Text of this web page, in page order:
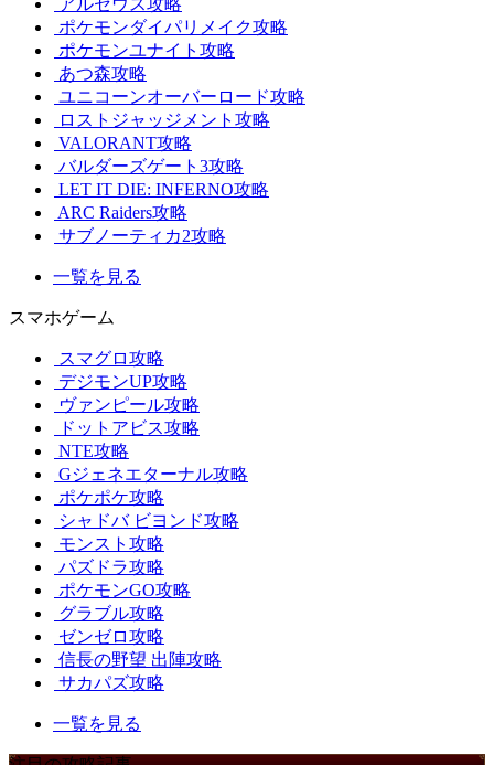
アルセウス攻略
ポケモンダイパリメイク攻略
ポケモンユナイト攻略
あつ森攻略
ユニコーンオーバーロード攻略
ロストジャッジメント攻略
VALORANT攻略
バルダーズゲート3攻略
LET IT DIE: INFERNO攻略
ARC Raiders攻略
サブノーティカ2攻略
一覧を見る
スマホゲーム
スマグロ攻略
デジモンUP攻略
ヴァンピール攻略
ドットアビス攻略
NTE攻略
Gジェネエターナル攻略
ポケポケ攻略
シャドバ ビヨンド攻略
モンスト攻略
パズドラ攻略
ポケモンGO攻略
グラブル攻略
ゼンゼロ攻略
信長の野望 出陣攻略
サカパズ攻略
一覧を見る